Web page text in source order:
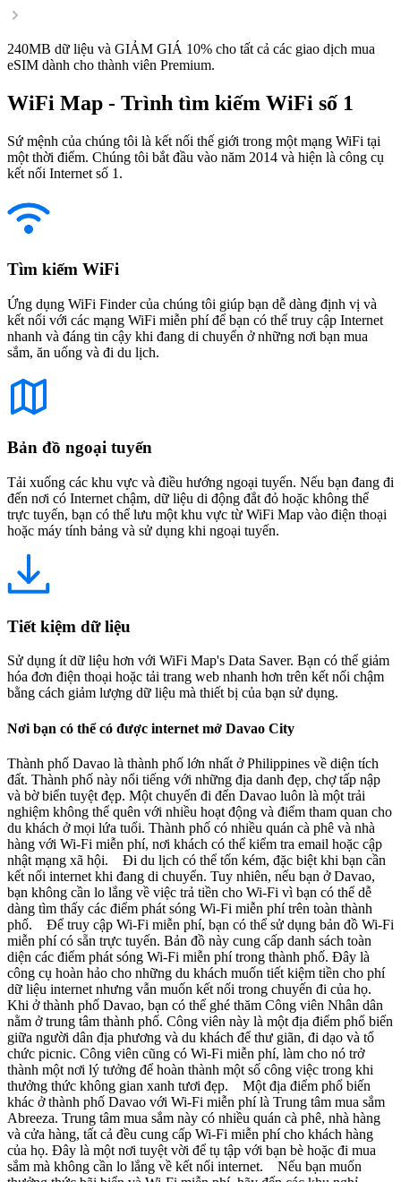
240MB dữ liệu và GIẢM GIÁ 10% cho tất cả các giao dịch mua
eSIM dành cho thành viên Premium.
WiFi Map - Trình tìm kiếm WiFi số 1
Sứ mệnh của chúng tôi là kết nối thế giới trong một mạng WiFi tại
một thời điểm. Chúng tôi bắt đầu vào năm 2014 và hiện là công cụ
kết nối Internet số 1.
Tìm kiếm WiFi
Ứng dụng WiFi Finder của chúng tôi giúp bạn dễ dàng định vị và
kết nối với các mạng WiFi miễn phí để bạn có thể truy cập Internet
nhanh và đáng tin cậy khi đang di chuyển ở những nơi bạn mua
sắm, ăn uống và đi du lịch.
Bản đồ ngoại tuyến
Tải xuống các khu vực và điều hướng ngoại tuyến. Nếu bạn đang đi
đến nơi có Internet chậm, dữ liệu di động đắt đỏ hoặc không thể
trực tuyến, bạn có thể lưu một khu vực từ WiFi Map vào điện thoại
hoặc máy tính bảng và sử dụng khi ngoại tuyến.
Tiết kiệm dữ liệu
Sử dụng ít dữ liệu hơn với WiFi Map's Data Saver. Bạn có thể giảm
hóa đơn điện thoại hoặc tải trang web nhanh hơn trên kết nối chậm
bằng cách giảm lượng dữ liệu mà thiết bị của bạn sử dụng.
Nơi bạn có thể có được internet mở Davao City
Thành phố Davao là thành phố lớn nhất ở Philippines về diện tích
đất. Thành phố này nổi tiếng với những địa danh đẹp, chợ tấp nập
và bờ biển tuyệt đẹp. Một chuyến đi đến Davao luôn là một trải
nghiệm không thể quên với nhiều hoạt động và điểm tham quan cho
du khách ở mọi lứa tuổi. Thành phố có nhiều quán cà phê và nhà
hàng với Wi-Fi miễn phí, nơi khách có thể kiểm tra email hoặc cập
nhật mạng xã hội. Đi du lịch có thể tốn kém, đặc biệt khi bạn cần
kết nối internet khi đang di chuyển. Tuy nhiên, nếu bạn ở Davao,
bạn không cần lo lắng về việc trả tiền cho Wi-Fi vì bạn có thể dễ
dàng tìm thấy các điểm phát sóng Wi-Fi miễn phí trên toàn thành
phố. Để truy cập Wi-Fi miễn phí, bạn có thể sử dụng bản đồ Wi-Fi
miễn phí có sẵn trực tuyến. Bản đồ này cung cấp danh sách toàn
diện các điểm phát sóng Wi-Fi miễn phí trong thành phố. Đây là
công cụ hoàn hảo cho những du khách muốn tiết kiệm tiền cho phí
dữ liệu internet nhưng vẫn muốn kết nối trong chuyến đi của họ.
Khi ở thành phố Davao, bạn có thể ghé thăm Công viên Nhân dân
nằm ở trung tâm thành phố. Công viên này là một địa điểm phổ biến
giữa người dân địa phương và du khách để thư giãn, đi dạo và tổ
chức picnic. Công viên cũng có Wi-Fi miễn phí, làm cho nó trở
thành một nơi lý tưởng để hoàn thành một số công việc trong khi
thưởng thức không gian xanh tươi đẹp. Một địa điểm phổ biến
khác ở thành phố Davao với Wi-Fi miễn phí là Trung tâm mua sắm
Abreeza. Trung tâm mua sắm này có nhiều quán cà phê, nhà hàng
và cửa hàng, tất cả đều cung cấp Wi-Fi miễn phí cho khách hàng
của họ. Đây là một nơi tuyệt vời để tụ tập với bạn bè hoặc đi mua
sắm mà không cần lo lắng về kết nối internet. Nếu bạn muốn